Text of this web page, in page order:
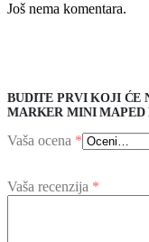
Još nema komentara.
BUDITE PRVI KOJI ĆE
MARKER MINI MAPED
Vaša ocena *
Vaša recenzija *